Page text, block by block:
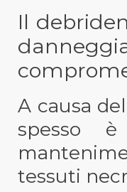
Il
A causa
spesso
tessuti